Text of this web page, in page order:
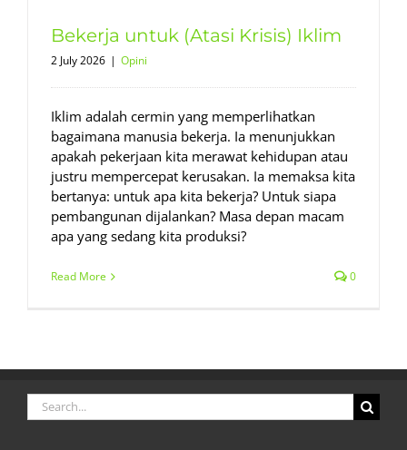
Bekerja untuk (Atasi Krisis) Iklim
2 July 2026 | Opini
Iklim adalah cermin yang memperlihatkan
bagaimana manusia bekerja. Ia menunjukkan
apakah pekerjaan kita merawat kehidupan atau
justru mempercepat kerusakan. Ia memaksa kita
bertanya: untuk apa kita bekerja? Untuk siapa
pembangunan dijalankan? Masa depan macam
apa yang sedang kita produksi?
Read More 0
Search
for: